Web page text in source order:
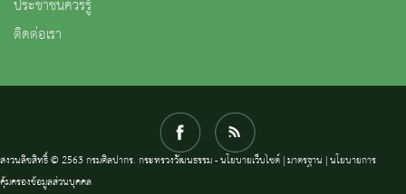
ประชาชนควรรู้
ติดต่อเรา
สงวนลิขสิทธิ์ © 2563 กรมศิลปากร. กระทรวงวัฒนธรรม -นโยบายเว็บไซต์|มาตรฐาน |นโยบายการ
คุ้มครองข้อมูลส่วนบุคคล